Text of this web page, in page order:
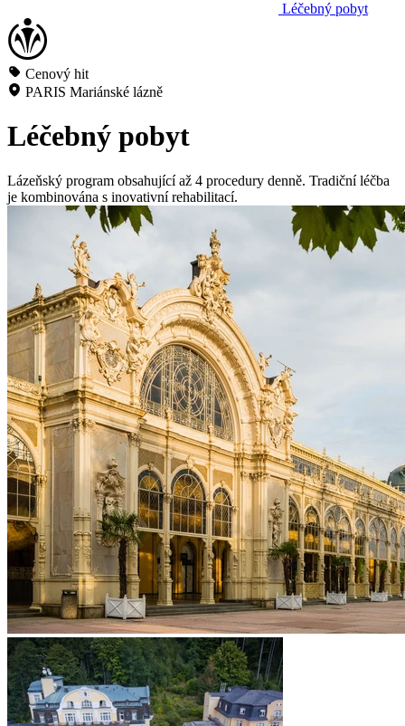
Léčebný pobyt
Cenový hit
PARIS Mariánské lázně
Léčebný pobyt
Lázeňský program obsahující až 4 procedury denně. Tradiční léčba
je kombinována s inovativní rehabilitací.